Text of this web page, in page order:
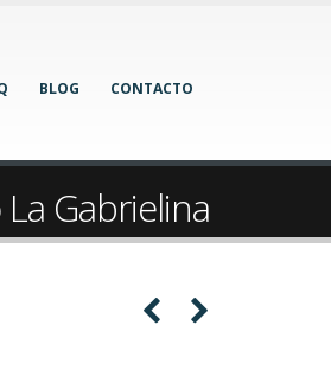
BLOG CONTACTO
Gabrielina